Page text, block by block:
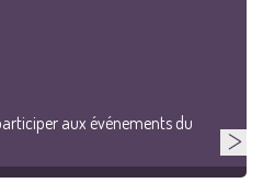
aux événements du